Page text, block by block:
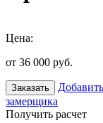
Цена:
от 36 000 руб.
Заказать
замерщика
Получить расчет